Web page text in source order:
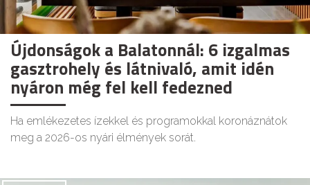
Újdonságok a Balatonnál: 6 izgalmas
gasztrohely és látnivaló, amit idén
nyáron még fel kell fedezned
Ha emlékezetes ízekkel és programokkal koronáznátok
meg a 2026-os nyári élmények sorát.